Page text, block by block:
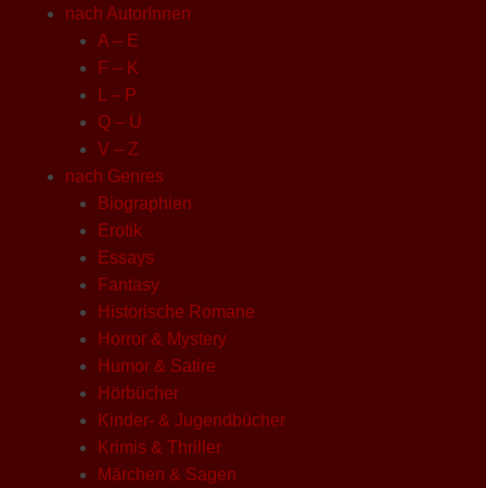
nach AutorInnen
A – E
F – K
L – P
Q – U
V – Z
nach Genres
Biographien
Erotik
Essays
Fantasy
Historische Romane
Horror & Mystery
Humor & Satire
Hörbücher
Kinder- & Jugendbücher
Krimis & Thriller
Märchen & Sagen